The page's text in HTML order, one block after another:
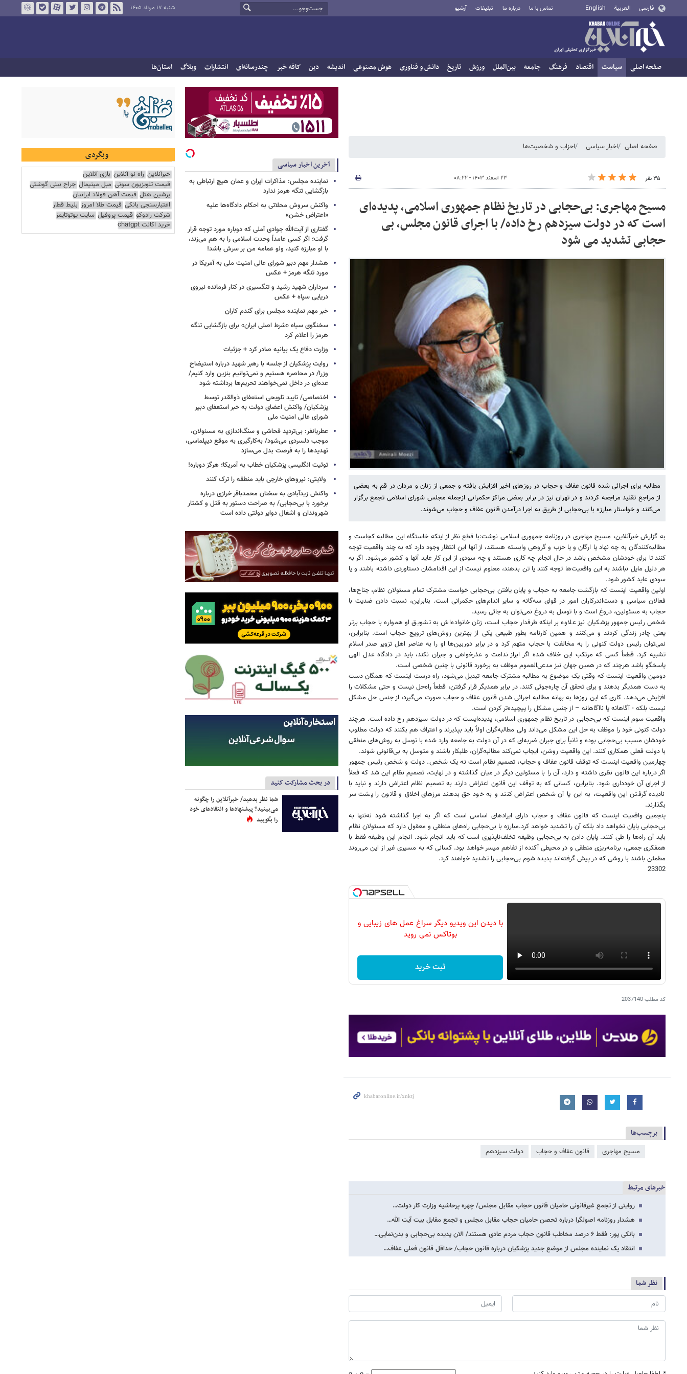
فارسی العربية English تماس با ما درباره ما تبلیغات آرشیو شنبه ۱۷ مرداد ۱۴۰۵
صفحه اصلی سیاست اقتصاد فرهنگ جامعه بین‌الملل ورزش تاریخ دانش و فناوری هوش مصنوعی اندیشه دین کافه خبر چندرسانه‌ای انتشارات وبلاگ استان‌ها
صفحه اصلی اخبار سیاسی احزاب و شخصیت‌ها
۳۵ نفر ۲۳ اسفند ۱۴۰۳ - ۰۸:۲۲
مسیح مهاجری: بی‌حجابی در تاریخ نظام جمهوری اسلامی، پدیده‌ای
است که در دولت سیزدهم رخ داده/ با اجرای قانون مجلس، بی
حجابی تشدید می شود
مطالبه برای اجرائی شده قانون عفاف و حجاب در روزهای اخیر افزایش یافته و جمعی از زنان و مردان در قم به بعضی
از مراجع تقلید مراجعه کردند و در تهران نیز در برابر بعضی مراکز حکمرانی ازجمله مجلس شورای اسلامی تجمع برگزار
می‌کنند و خواستار مبارزه با بی‌حجابی از طریق به اجرا درآمدن قانون عفاف و حجاب می‌شوند.
به گزارش خبرآنلاین، مسیح مهاجری در روزنامه جمهوری اسلامی نوشت:با قطع‌ نظر از اینکه خاستگاه این مطالبه کجاست و
مطالبه‌کنندگان به چه نهاد یا ارگان و یا حزب و گروهی وابسته هستند، از آنها این انتظار وجود دارد که به چند واقعیت توجه
کنند تا برای خودشان مشخص باشد در حال انجام چه کاری هستند و چه سودی از این کار عاید آنها و کشور می‌شود. اگر به
هر دلیل مایل نباشند به این واقعیت‌ها توجه کنند یا تن بدهند، معلوم نیست از این اقدامشان دستاوردی داشته باشند و یا
سودی عاید کشور شود.
اولین واقعیت اینست که بازگشت جامعه به حجاب و پایان یافتن بی‌حجابی خواست مشترک تمام مسئولان نظام، جناح‌ها،
فعالان سیاسی و دست‌اندرکاران امور در قوای سه‌گانه و سایر اندام‌های حکمرانی است. بنابراین، نسبت دادن ضدیت با
حجاب به مسئولین، دروغ است و با توسل به دروغ نمی‌توان به جائی رسید.
شخص رئیس‌ جمهور پزشکیان نیز علاوه بر اینکه طرفدار حجاب است، زنان خانواده‌اش به تشویق او همواره با حجاب برتر
یعنی چادر زندگی کردند و می‌کنند و همین کارنامه بطور طبیعی یکی از بهترین روش‌های ترویج حجاب است. بنابراین،
نمی‌توان رئیس‌ دولت کنونی را به مخالفت با حجاب متهم کرد و در برابر دوربین‌ها او را به عناصر اهل تزویر صدر اسلام
تشبیه کرد. قطعاً کسی که مرتکب این خلاف شده اگر ابراز ندامت و عذرخواهی و جبران نکند، باید در دادگاه عدل الهی
پاسخگو باشد هرچند که در همین جهان نیز مدعی‌العموم موظف به برخورد قانونی با چنین شخصی است.
دومین واقعیت اینست که وقتی یک موضوع به مطالبه مشترک جامعه تبدیل می‌شود، راه درست اینست که همگان دست
به دست همدیگر بدهند و برای تحقق آن چاره‌جوئی کنند. در برابر همدیگر قرار گرفتن، قطعاً راه‌حل نیست و حتی مشکلات را
افزایش می‌دهد. کاری که این روزها به بهانه مطالبه اجرائی شدن قانون عفاف و حجاب صورت می‌گیرد، از جنس حل مشکل
نیست بلکه - آگاهانه یا ناآگاهانه – از جنس مشکل را پیچیده‌تر کردن است.
واقعیت سوم اینست که بی‌حجابی در تاریخ نظام جمهوری اسلامی، پدیده‌ایست که در دولت سیزدهم رخ داده است. هرچند
دولت کنونی خود را موظف به حل این مشکل می‌داند ولی مطالبه‌گران اولاً باید بپذیرند و اعتراف هم بکنند که دولت مطلوب
خودشان مسبب بی‌حجابی بوده و ثانیاً برای جبران ضربه‌ای که در آن دولت به جامعه وارد شده با توسل به روش‌های منطقی
با دولت فعلی همکاری کنند. این واقعیت روشن، ایجاب نمی‌کند مطالبه‌گران، طلبکار باشند و متوسل به بی‌قانونی شوند.
چهارمین واقعیت اینست که توقف قانون عفاف و حجاب، تصمیم نظام است نه یک شخص. دولت و شخص رئیس‌ جمهور
اگر درباره این قانون نظری داشته و دارد، آن را با مسئولین دیگر در میان گذاشته و در نهایت، تصمیم نظام این شد که فعلاً
از اجرای آن خودداری شود. بنابراین، کسانی که به توقف این قانون اعتراض دارند به تصمیم نظام اعتراض دارند و نباید با
نادیده گرفتن این واقعیت، به این یا آن شخص اعتراض کنند و به خود حق بدهند مرزهای اخلاق و قانون را پشت ‌سر
بگذارند.
پنجمین واقعیت اینست که قانون عفاف و حجاب دارای ایرادهای اساسی است که اگر به اجرا گذاشته شود نه‌تنها به
بی‌حجابی پایان نخواهد داد بلکه آن را تشدید خواهد کرد.مبارزه با بی‌حجابی راه‌های منطقی و معقول دارد که مسئولان نظام
باید آن راه‌ها را طی کنند. پایان دادن به بی‌حجابی وظیفه تخلف‌ناپذیری است که باید انجام شود. انجام این وظیفه فقط با
همفکری جمعی، برنامه‌ریزی منطقی و در محیطی آکنده از تفاهم میسر خواهد بود. کسانی که به مسیری غیر از این می‌روند
مطمئن باشند با روشی که در پیش گرفته‌اند پدیده شوم بی‌حجابی را تشدید خواهند کرد.
23302
با دیدن این ویدیو دیگر سراغ عمل های زیبایی و
بوتاکس نمی روید
ثبت خرید
کد مطلب2037140
برچسب‌ها
مسیح مهاجری قانون عفاف و حجاب دولت سیزدهم
خبرهای مرتبط
روایتی از تجمع غیرقانونی حامیان قانون حجاب مقابل مجلس/ چهره پرحاشیه وزارت کار دولت…
هشدار روزنامه اصولگرا درباره تحصن حامیان حجاب مقابل مجلس و تجمع مقابل بیت آیت الله…
بانکی پور: فقط ۶ درصد مخاطب قانون حجاب مردم عادی هستند/ الان پدیده بی‌حجابی و بدن‌نمایی…
انتقاد یک نماینده مجلس از موضع جدید پزشکیان درباره قانون حجاب/ حداقل قانون فعلی عفاف…
نظر شما
آخرین اخبار سیاسی
نماینده مجلس: مذاکرات ایران و عمان هیچ ارتباطی به
بازگشایی تنگه هرمز ندارد
واکنش سروش محلاتی به احکام دادگاه‌ها علیه
«اعتراض خشن»
گفتاری از آیت‌الله جوادی آملی که دوباره مورد توجه قرار
گرفت؛ اگر کسی عامداً وحدت اسلامی را به هم می‌زند،
با او مبارزه کنید، ولو عمامه من بر سرش باشد!
هشدار مهم دبیر شورای عالی امنیت ملی به آمریکا در
مورد تنگه هرمز + عکس
سرداران شهید رشید و تنگسیری در کنار فرمانده نیروی
دریایی سپاه + عکس
خبر مهم نماینده مجلس برای گندم کاران
سخنگوی سپاه «شرط اصلی ایران» برای بازگشایی تنگه
هرمز را اعلام کرد
وزارت دفاع یک بیانیه صادر کرد + جزئیات
روایت پزشکیان از جلسه با رهبر شهید درباره استیضاح
وزرا/ در محاصره هستیم و نمی‌توانیم بنزین وارد کنیم/
عده‌ای در داخل نمی‌خواهند تحریم‌ها برداشته شود
اختصاصی/ تایید تلویحی استعفای ذوالقدر توسط
پزشکیان/ واکنش اعضای دولت به خبر استعفای دبیر
شورای عالی امنیت ملی
عطریانفر: بی‌تردید فحاشی و سنگ‌اندازی به مسئولان،
موجب دلسردی می‌شود/ به‌کارگیری به موقع دیپلماسی،
تهدیدها را به فرصت بدل می‌سازد
توئیت انگلیسی پزشکیان خطاب به آمریکا؛ هرگز دوباره!
ولایتی: نیروهای خارجی باید منطقه را ترک کنند
واکنش زیدآبادی به سخنان محمدباقر خرازی درباره
برخورد با بی‌حجابی/ به صراحت دستور به قتل و کشتار
شهروندان و اشغال دوایر دولتی داده است
در بحث مشارکت کنید
شما نظر بدهید/ خبرآنلاین را چگونه
می‌بینید؟ پیشنهادها و انتقادهای خود
را بگویید
وبگردی
خبرآنلاین راه نو آنلاین بازی آنلاین
قیمت تلویزیون سونی مبل مینیمال جراح بینی گوشتی
پرشین هتل قیمت آهن فولاد ایرانیان
اعتبارسنجی بانکی قیمت طلا امروز بلیط قطار
شرکت رادوکو قیمت پروفیل سایت یوتوتایمز
خرید اکانت chatgpt